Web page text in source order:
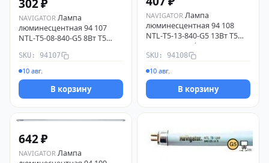
302 ₽
NAVIGATOR Лампа
люминесцентная 94 107
NTL-T5-08-840-G5 8Вт T5
SKU: 94107
10 авг.
В корзину
NAVIGATOR Лампа
люминесцентная 94 108
NTL-T5-13-840-G5 13Вт T5
4200К G5 Navigator 94108
SKU: 94108
10 авг.
В корзину
642 ₽
NAVIGATOR Лампа